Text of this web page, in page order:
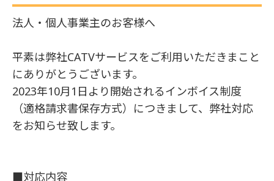
法人・個人事業主のお客様へ
平素は弊社CATVサービスをご利用いただきまこと
にありがとうございます。
2023年10月1日より開始されるインボイス制度
（適格請求書保存方式）につきまして、弊社対応
をお知らせ致します。
■対応内容